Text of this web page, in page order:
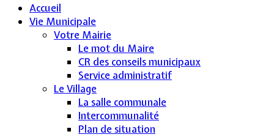
Accueil
Vie Municipale
Votre Mairie
Le mot du Maire
CR des conseils municipaux
Service administratif
Le Village
La salle communale
Intercommunalité
Plan de situation